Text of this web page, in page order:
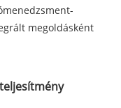
megoldásként